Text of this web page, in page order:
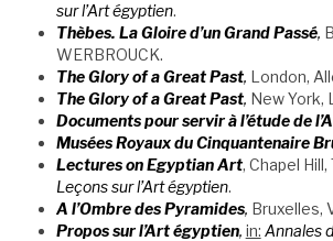
sur l’Art égyptien.
Thèbes. La Gloire d’un Grand Passé,
WERBROUCK.
The Glory of a Great Past, London,
The Glory of a Great Past, New York,
Documents pour servir à l’étude de
Musées Royaux du Cinquantenaire
Lectures on Egyptian Art, Chapel
Leçons sur l’Art égyptien.
A l’Ombre des Pyramides, Bruxelles,
Propos sur l’Art égyptien, in: Annales